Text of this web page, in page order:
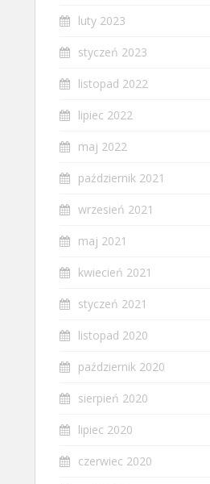
luty 2023
styczeń 2023
listopad 2022
lipiec 2022
maj 2022
październik 2021
wrzesień 2021
maj 2021
kwiecień 2021
styczeń 2021
listopad 2020
październik 2020
sierpień 2020
lipiec 2020
czerwiec 2020